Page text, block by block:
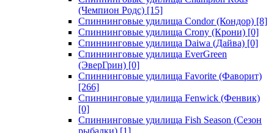
(Чемпион Родс) [15]
Спиннинговые удилища Condor (Кондор) [8]
Спиннинговые удилища Crony (Крони) [0]
Спиннинговые удилища Daiwa (Дайва) [0]
Спиннинговые удилища EverGreen
(ЭверГрин) [0]
Спиннинговые удилища Favorite (Фаворит)
[266]
Спиннинговые удилища Fenwick (Фенвик)
[0]
Спиннинговые удилища Fish Season (Сезон